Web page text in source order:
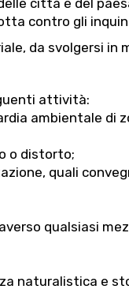
città e del
contro gli
da svolgersi in
attività:
ambientale di
o distorto;
quali
qualsiasi
naturalistica e